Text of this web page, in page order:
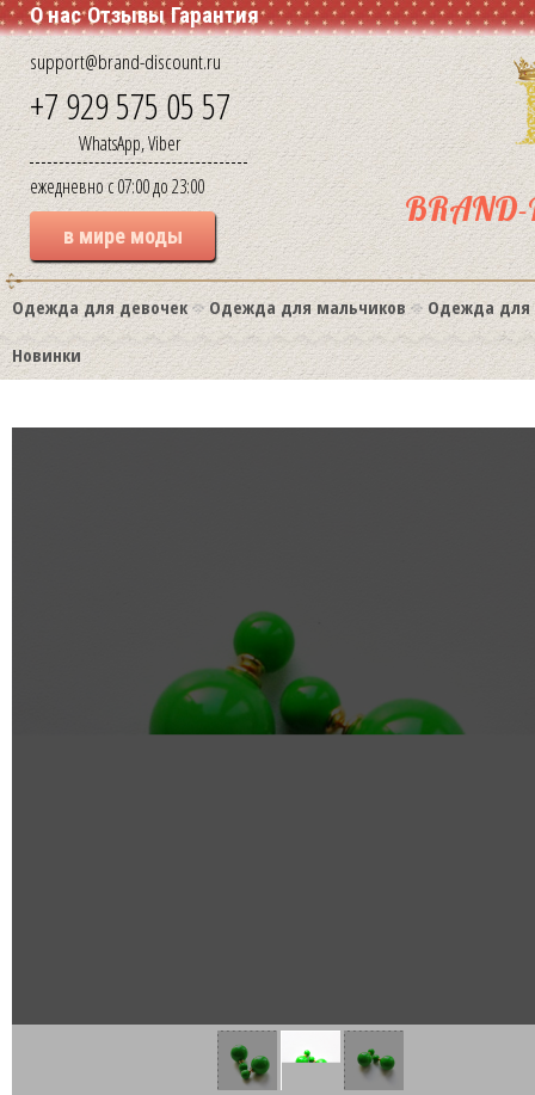
О нас Отзывы Гарантия
support@brand-discount.ru
+7 929 575 05 57
WhatsApp, Viber
ежедневно с 07:00 до 23:00
в мире моды
BRAND-
Одежда для девочек Одежда для мальчиков
Одежда для
Новинки